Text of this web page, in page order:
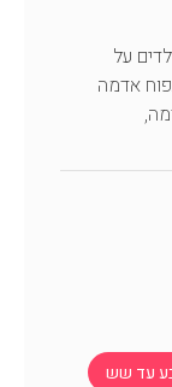
על
אדמה
עד שש